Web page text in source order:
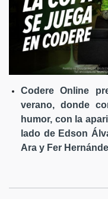
Codere Online
verano, donde
humor, con la
lado de Edson
Ara y Fer